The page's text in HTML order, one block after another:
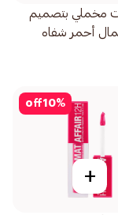
مخملي بتصميم
أحمر شفاه
10%
off
+